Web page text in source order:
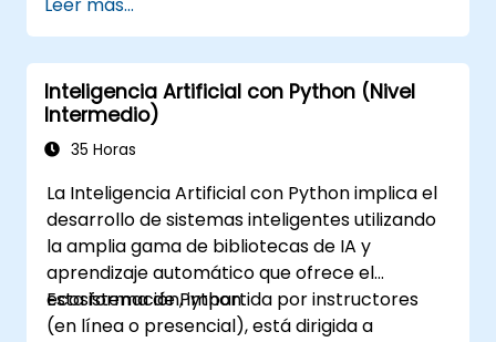
aplicaciones basadas en IA en entornos
empresariales. Aborda los flujos de trabajo
CRISP-DM, análisis estadístico, aprendizaje
supervisado y no supervisado, aprendizaje
profundo con Tensorflow, procesamiento del
lenguaje natural, big data con Spark y
para principiantes que buscan una
certificación en ciencia de datos con Python y
formación analítica orientada a la inserción
laboral.
Inteligencia Artificial con Python (Nivel
Intermedio)
35 Horas
La Inteligencia Artificial con Python implica el
desarrollo de sistemas inteligentes utilizando
la amplia gama de bibliotecas de IA y
aprendizaje automático que ofrece el
ecosistema de Python.
Esta formación, impartida por instructores
(en línea o presencial), está dirigida a